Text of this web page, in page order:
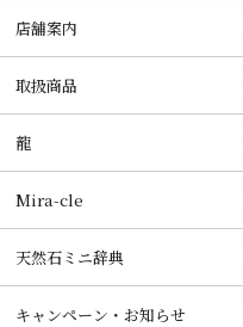
店舗案内
取扱商品
龍
Mira-cle
天然石ミニ辞典
キャンペーン・お知らせ